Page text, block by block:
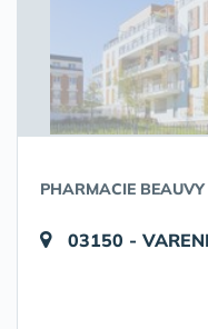
PHARMACIE BEAUVY
03150 -